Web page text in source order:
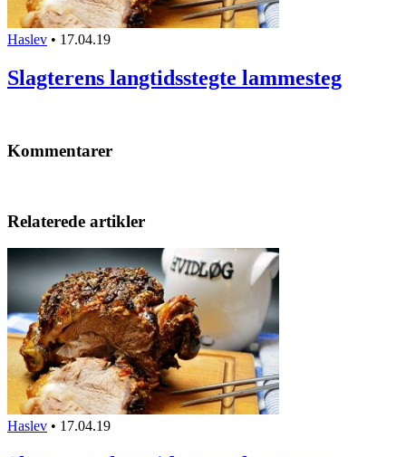
Haslev • 17.04.19
Slagterens langtidsstegte lammesteg
Kommentarer
Relaterede artikler
Haslev • 17.04.19